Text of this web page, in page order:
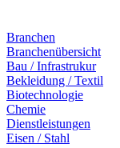
Branchen
Branchenübersicht
Bau / Infrastrukur
Bekleidung / Textil
Biotechnologie
Chemie
Dienstleistungen
Eisen / Stahl